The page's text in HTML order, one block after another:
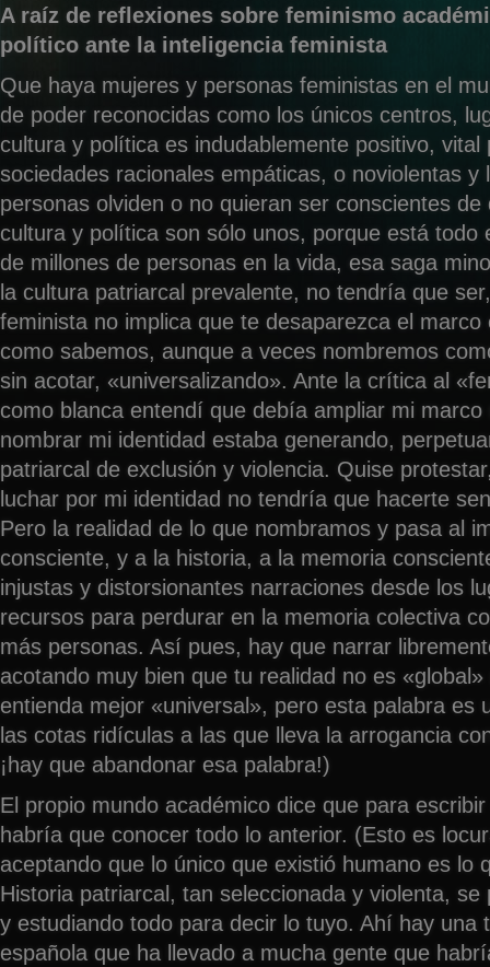
A raíz de reflexiones sobre feminismo
político ante la inteligencia feminista
Que haya mujeres y personas feministas en el
de poder reconocidas como los únicos centros,
cultura y política es indudablemente positivo, vital
sociedades racionales empáticas, o noviolentas y
personas olviden o no quieran ser conscientes
cultura y política son sólo unos, porque está todo
de millones de personas en la vida, esa saga
la cultura patriarcal prevalente, no tendría que
feminista no implica que te desaparezca el
como sabemos, aunque a veces nombremos
sin acotar, «universalizando». Ante la crítica al
como blanca entendí que debía ampliar mi marco
nombrar mi identidad estaba generando,
patriarcal de exclusión y violencia. Quise
luchar por mi identidad no tendría que hacerte
Pero la realidad de lo que nombramos y pasa al
consciente, y a la historia, a la memoria
injustas y distorsionantes narraciones desde los
recursos para perdurar en la memoria colectiva
más personas. Así pues, hay que narrar
acotando muy bien que tu realidad no es
entienda mejor «universal», pero esta palabra es
las cotas ridículas a las que lleva la arrogancia
¡hay que abandonar esa palabra!)
El propio mundo académico dice que para
habría que conocer todo lo anterior. (Esto es
aceptando que lo único que existió humano es lo
Historia patriarcal, tan seleccionada y violenta, se
y estudiando todo para decir lo tuyo. Ahí hay una
española que ha llevado a mucha gente que